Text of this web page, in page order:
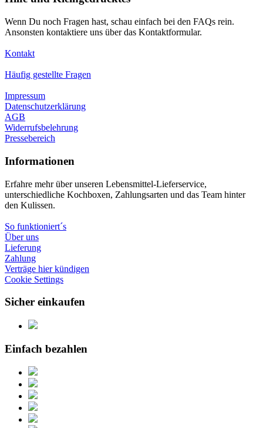
Wenn Du noch Fragen hast, schau einfach bei den FAQs rein.
Ansonsten kontaktiere uns über das Kontaktformular.
Kontakt
Häufig gestellte Fragen
Impressum
Datenschutzerklärung
AGB
Widerrufsbelehrung
Pressebereich
Informationen
Erfahre mehr über unseren Lebensmittel-Lieferservice,
unterschiedliche Kochboxen, Zahlungsarten und das Team hinter
den Kulissen.
So funktioniert´s
Über uns
Lieferung
Zahlung
Verträge hier kündigen
Cookie Settings
Sicher einkaufen
Einfach bezahlen